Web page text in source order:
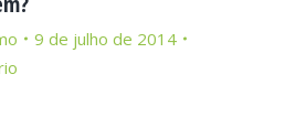
9 de julho de 2014